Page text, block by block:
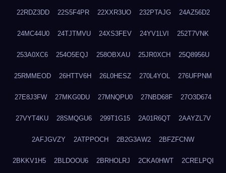
22RDZ3DD 22S5F4PR 22XXR3UO 232PTAJG 24AZ56D2
24MC44U0 24TJTMVU 24XS3FEV 24YV1LVI 252T7VNK
253A0XC6 254O5EQJ 258OBXAU 25JR0XCH 25Q8956U
25RMMEOD 26HTTV6H 26L0HESZ 270L4YOL 276UFPNM
27E8J3FW 27MKG0DU 27MNQPU0 27NBD68F 27O3D674
27VYT4KU 28SMQGU6 299T1G15 2A01R6QT 2AAYZL7V
2AFJGVZY 2ATPPOCH 2B2G3AW2 2BFZFCNW
2BKKV1H5 2BLDOOU6 2BRHOLRJ 2CKA0HWT 2CRELPQI